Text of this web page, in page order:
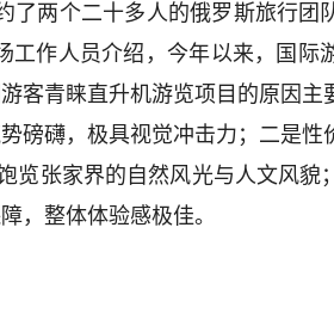
了两个二十多人的俄罗斯旅行团
工作人员介绍，今年以来，国际
客青睐直升机游览项目的原因
磅礴，极具视觉冲击力；二是性
览张家界的自然风光与人文风貌
，整体体验感极佳。